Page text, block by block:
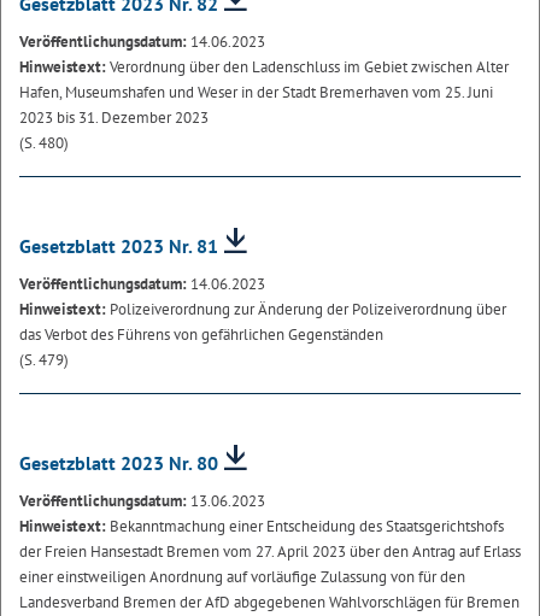
Veröffentlichungsdatum: 14.06.2023
Hinweistext:Verordnung über den Ladenschluss im Gebiet zwischen Alter
Hafen, Museumshafen und Weser in der Stadt Bremerhaven vom 25. Juni
2023 bis 31. Dezember 2023
(S. 480)
Gesetzblatt 2023 Nr. 81
Veröffentlichungsdatum: 14.06.2023
Hinweistext: Polizeiverordnung zur Änderung der Polizeiverordnung über
das Verbot des Führens von gefährlichen Gegenständen
(S. 479)
Gesetzblatt 2023 Nr. 80
Veröffentlichungsdatum: 13.06.2023
Hinweistext: Bekanntmachung einer Entscheidung des Staatsgerichtshofs
der Freien Hansestadt Bremen vom 27. April 2023 über den Antrag auf Erlass
einer einstweiligen Anordnung auf vorläufige Zulassung von für den
Landesverband Bremen der AfD abgegebenen Wahlvorschlägen für Bremen